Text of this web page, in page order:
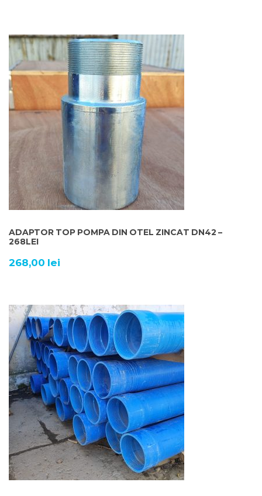
ADAPTOR TOP POMPA DIN OTEL ZINCAT DN42 –
268LEI
268,00 lei